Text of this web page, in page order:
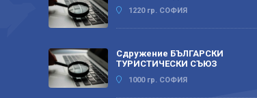
1220 гр. СОФИЯ
Сдружение БЪЛГАРСКИ
ТУРИСТИЧЕСКИ СЪЮЗ
1000 гр. СОФИЯ